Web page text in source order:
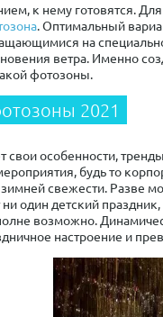
к нему готовятся.
. Оптимальный
на
ветра. Именно
фотозоны.
2021
особенности,
будь то
свежести. Разве
один детский
возможно.
настроение и